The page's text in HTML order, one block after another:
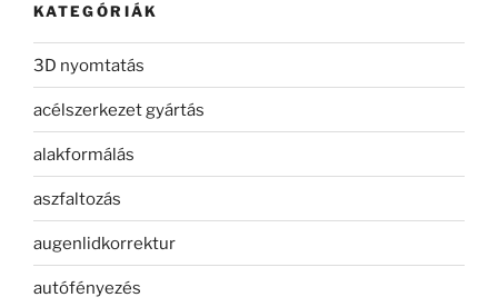
KATEGÓRIÁK
3D nyomtatás
acélszerkezet gyártás
alakformálás
aszfaltozás
augenlidkorrektur
autófényezés